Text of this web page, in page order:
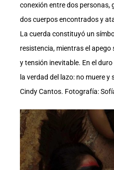
conexión entre dos personas,
dos cuerpos encontrados y
La cuerda constituyó un
resistencia, mientras el
y tensión inevitable. En el
la verdad del lazo: no muere
Cindy Cantos. Fotografía: